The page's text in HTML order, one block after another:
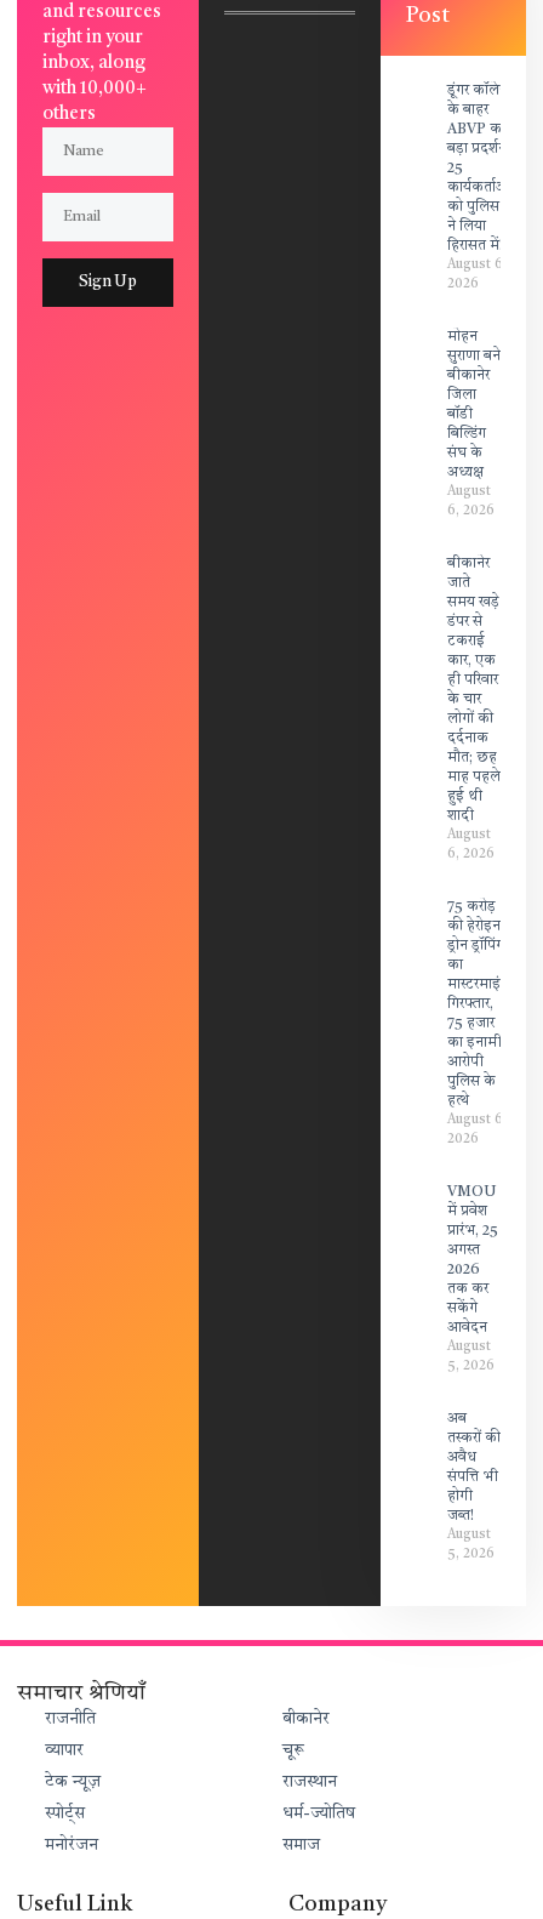
and resources
right in your
inbox, along
with 10,000+
others
Sign Up
Post
डूंगर कॉलेज
के बाहर
ABVP का
बड़ा प्रदर्शन,
25
कार्यकर्ताओं
को पुलिस
ने लिया
हिरासत में!
August 6,
2026
मोहन
सुराणा बने
बीकानेर
जिला
बॉडी
बिल्डिंग
संघ के
अध्यक्ष
August
6, 2026
बीकानेर
जाते
समय खड़े
डंपर से
टकराई
कार, एक
ही परिवार
के चार
लोगों की
दर्दनाक
मौत; छह
माह पहले
हुई थी
शादी
August
6, 2026
75 करोड़
की हेरोइन
ड्रोन ड्रॉपिंग
का
मास्टरमाइंड
गिरफ्तार,
75 हजार
का इनामी
आरोपी
पुलिस के
हत्थे
August 6,
2026
VMOU
में प्रवेश
प्रारंभ, 25
अगस्त
2026
तक कर
सकेंगे
आवेदन
August
5, 2026
अब
तस्करों की
अवैध
संपत्ति भी
होगी
जब्त!
August
5, 2026
समाचार श्रेणियाँ
राजनीति
व्यापार
टेक न्यूज़
स्पोर्ट्स
मनोरंजन
बीकानेर
चूरू
राजस्थान
धर्म-ज्योतिष
समाज
Useful Link Company